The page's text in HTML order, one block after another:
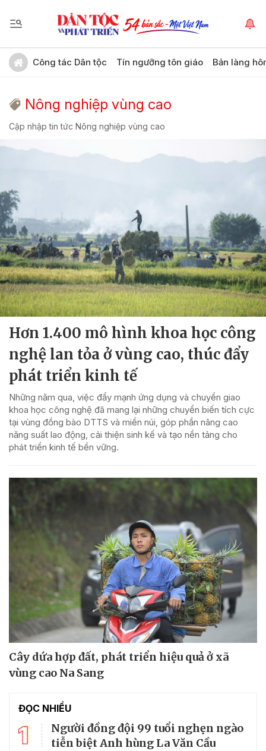
Công tác Dân tộc Tín ngưỡng tôn giáo Bản làng
Nông nghiệp vùng cao
Cập nhập tin tức Nông nghiệp vùng cao
Hơn 1.400 mô hình khoa học công
nghệ lan tỏa ở vùng cao, thúc đẩy
phát triển kinh tế
Những năm qua, việc đẩy mạnh ứng dụng và chuyển giao
khoa học công nghệ đã mang lại những chuyển biến tích cực
tại vùng đồng bào DTTS và miền núi, góp phần nâng cao
năng suất lao động, cải thiện sinh kế và tạo nền tảng cho
phát triển kinh tế bền vững.
Cây dứa hợp đất, phát triển hiệu quả ở xã
vùng cao Na Sang
ĐỌC NHIỀU
1
Người đồng đội 99 tuổi nghẹn ngào
tiễn biệt Anh hùng La Văn Cầu